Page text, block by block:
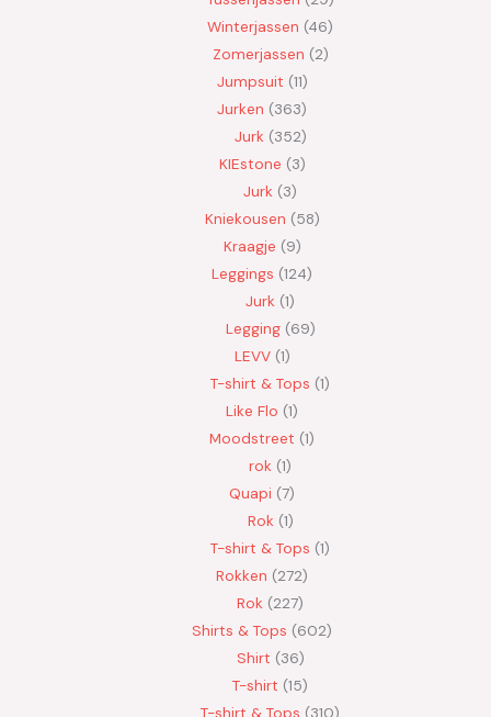
Winterjassen 46
Zomerjassen 2
Jumpsuit 11
Jurken 363
Jurk 352
KIEstone 3
Jurk 3
Kniekousen 58
Kraagje 9
Leggings 124
Jurk 1
Legging 69
LEVV 1
T-shirt & Tops 1
Like Flo 1
Moodstreet 1
rok 1
Quapi 7
Rok 1
T-shirt & Tops 1
Rokken 272
Rok 227
Shirts & Tops 602
Shirt 36
T-shirt 15
T-shirt & Tops 310